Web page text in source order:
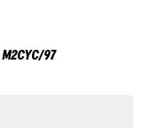
M2CYC/97